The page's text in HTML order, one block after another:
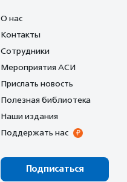
О нас
Контакты
Сотрудники
Мероприятия АСИ
Прислать новость
Полезная библиотека
Наши издания
Поддержать нас
Подписаться